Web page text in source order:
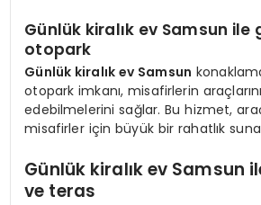
Günlük kiralık ev Samsun ile
otopark
Günlük kiralık ev Samsun
otopark imkanı, misafirlerin
edebilmelerini sağlar. Bu hizmet,
misafirler için büyük bir rahatlık
Günlük kiralık ev Samsun
ve teras